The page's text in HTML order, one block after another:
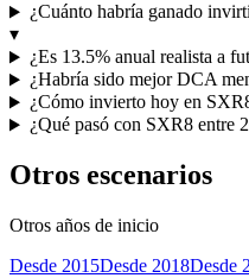
¿Cuánto habría ganado
▾
¿Es 13.5% anual realista a
¿Habría sido mejor DCA
¿Cómo invierto hoy en
¿Qué pasó con SXR8 entre
Otros escenarios
Otros años de inicio
Desde 2015Desde 2018Desde